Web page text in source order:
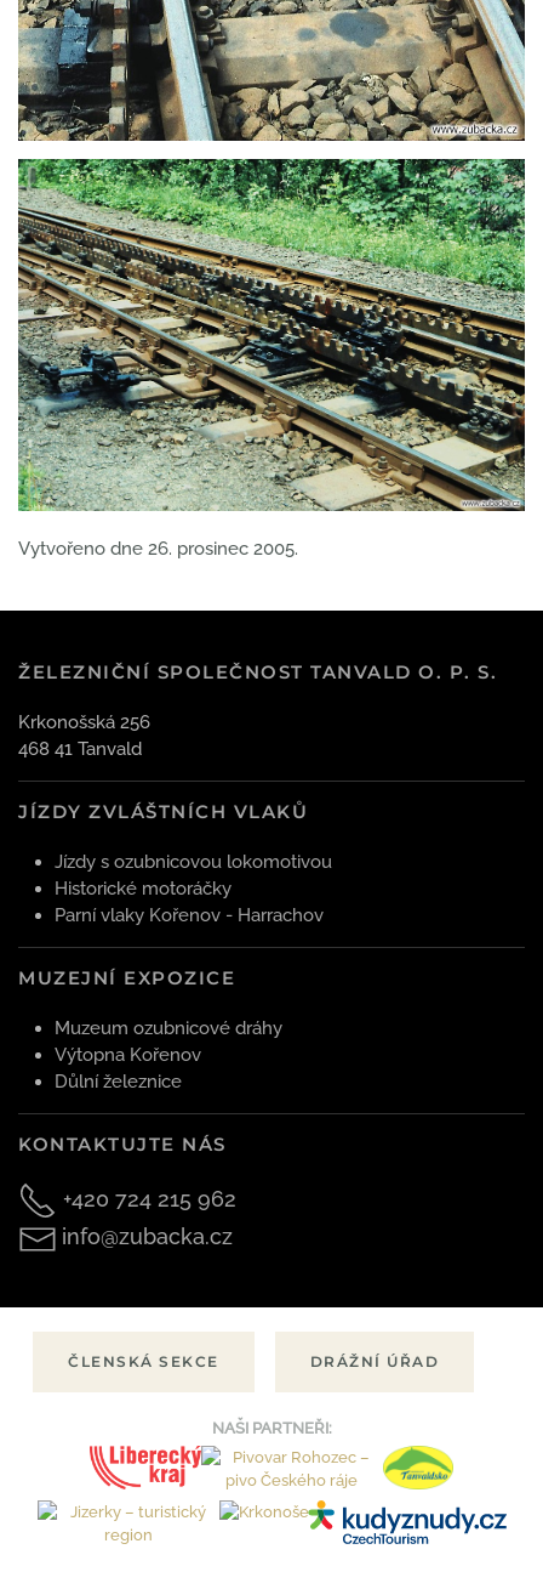
Vytvořeno dne 26. prosinec 2005.
ŽELEZNIČNÍ SPOLEČNOST TANVALD O. P. S.
Krkonošská 256
468 41 Tanvald
JÍZDY ZVLÁŠTNÍCH VLAKŮ
Jízdy s ozubnicovou lokomotivou
Historické motoráčky
Parní vlaky Kořenov - Harrachov
MUZEJNÍ EXPOZICE
Muzeum ozubnicové dráhy
Výtopna Kořenov
Důlní železnice
KONTAKTUJTE NÁS
+420 724 215 962
info@zubacka.cz
ČLENSKÁ SEKCE DRÁŽNÍ ÚŘAD
NAŠI PARTNEŘI: